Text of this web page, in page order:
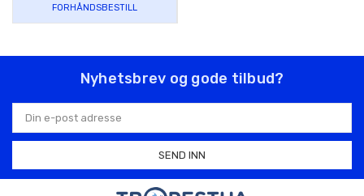
FORHÅNDSBESTILL
Nyhetsbrev og gode tilbud?
E-
postadresse